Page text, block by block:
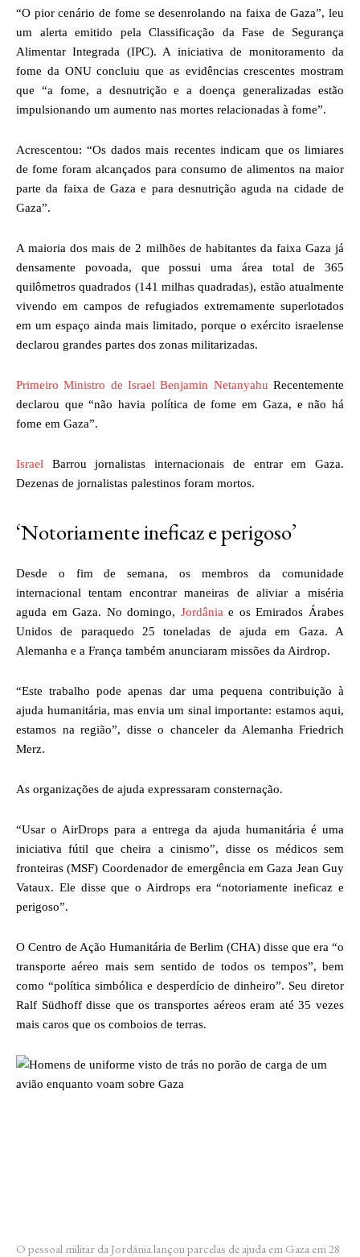
“O pior cenário de fome se desenrolando na faixa de Gaza”, leu
um alerta emitido pela Classificação da Fase de Segurança
Alimentar Integrada (IPC). A iniciativa de monitoramento da
fome da ONU concluiu que as evidências crescentes mostram
que “a fome, a desnutrição e a doença generalizadas estão
impulsionando um aumento nas mortes relacionadas à fome”.
Acrescentou: “Os dados mais recentes indicam que os limiares
de fome foram alcançados para consumo de alimentos na maior
parte da faixa de Gaza e para desnutrição aguda na cidade de
Gaza”.
A maioria dos mais de 2 milhões de habitantes da faixa Gaza já
densamente povoada, que possui uma área total de 365
quilômetros quadrados (141 milhas quadradas), estão atualmente
vivendo em campos de refugiados extremamente superlotados
em um espaço ainda mais limitado, porque o exército israelense
declarou grandes partes dos zonas militarizadas.
Primeiro Ministro de Israel Benjamin Netanyahu Recentemente
declarou que “não havia política de fome em Gaza, e não há
fome em Gaza”.
Israel Barrou jornalistas internacionais de entrar em Gaza.
Dezenas de jornalistas palestinos foram mortos.
‘Notoriamente ineficaz e perigoso’
Desde o fim de semana, os membros da comunidade
internacional tentam encontrar maneiras de aliviar a miséria
aguda em Gaza. No domingo, Jordânia e os Emirados Árabes
Unidos de paraquedo 25 toneladas de ajuda em Gaza. A
Alemanha e a França também anunciaram missões da Airdrop.
“Este trabalho pode apenas dar uma pequena contribuição à
ajuda humanitária, mas envia um sinal importante: estamos aqui,
estamos na região”, disse o chanceler da Alemanha Friedrich
Merz.
As organizações de ajuda expressaram consternação.
“Usar o AirDrops para a entrega da ajuda humanitária é uma
iniciativa fútil que cheira a cinismo”, disse os médicos sem
fronteiras (MSF) Coordenador de emergência em Gaza Jean Guy
Vataux. Ele disse que o Airdrops era “notoriamente ineficaz e
perigoso”.
O Centro de Ação Humanitária de Berlim (CHA) disse que era “o
transporte aéreo mais sem sentido de todos os tempos”, bem
como “política simbólica e desperdício de dinheiro”. Seu diretor
Ralf Südhoff disse que os transportes aéreos eram até 35 vezes
mais caros que os comboios de terras.
O pessoal militar da Jordânia lançou parcelas de ajuda em Gaza em 28